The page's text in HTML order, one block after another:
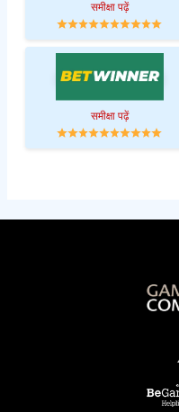
समीक्षा पढ़ें
समीक्षा पढ़ें